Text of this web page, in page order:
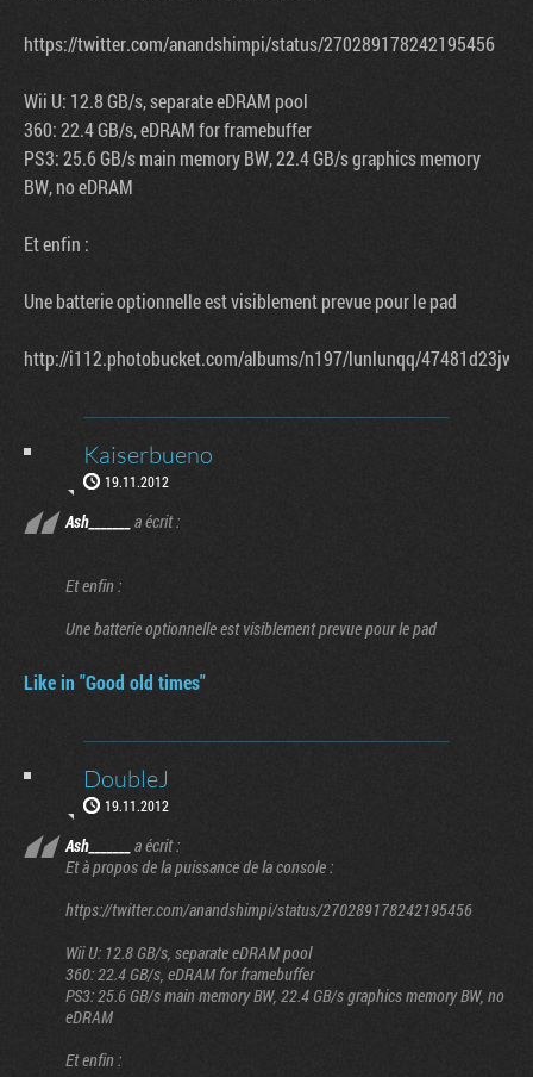
https://twitter.com/anandshimpi/status/270289178242195456
Wii U: 12.8 GB/s, separate eDRAM pool
360: 22.4 GB/s, eDRAM for framebuffer
PS3: 25.6 GB/s main memory BW, 22.4 GB/s graphics memory
BW, no eDRAM
Et enfin :
Une batterie optionnelle est visiblement prevue pour le pad
http://i112.photobucket.com/albums/n197/lunlunqq/
Kaiserbueno
19.11.2012
Ash_______ a écrit :
Et enfin :
Une batterie optionnelle est visiblement prevue pour le pad
Like in "Good old times"
DoubleJ
19.11.2012
Ash_______
a écrit :
Et à propos de la puissance de la console :
https://twitter.com/anandshimpi/status/270289178242195456
Wii U: 12.8 GB/s, separate eDRAM pool
360: 22.4 GB/s, eDRAM for framebuffer
PS3: 25.6 GB/s main memory BW, 22.4 GB/s graphics memory BW, no
eDRAM
Et enfin :